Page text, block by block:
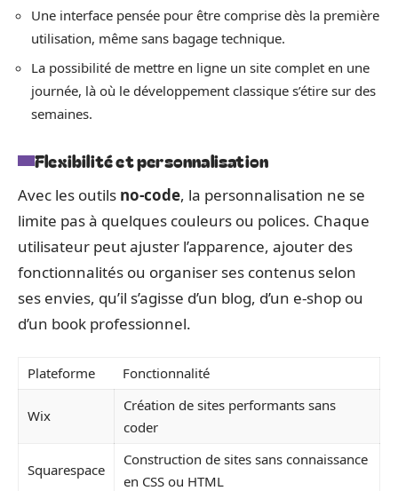
Une interface pensée pour être comprise dès la première
utilisation, même sans bagage technique.
La possibilité de mettre en ligne un site complet en une
journée, là où le développement classique s’étire sur des
semaines.
Flexibilité et personnalisation
Avec les outils no-code, la personnalisation ne se
limite pas à quelques couleurs ou polices. Chaque
utilisateur peut ajuster l’apparence, ajouter des
fonctionnalités ou organiser ses contenus selon
ses envies, qu’il s’agisse d’un blog, d’un e-shop ou
d’un book professionnel.
Plateforme Fonctionnalité
Wix
Création de sites performants sans
coder
Squarespace
Construction de sites sans connaissance
en CSS ou HTML